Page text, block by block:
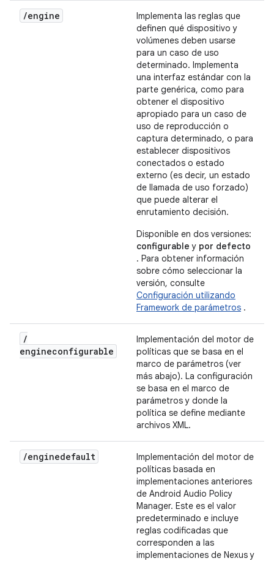
/engine
Implementa las reglas que
definen qué dispositivo y
volúmenes deben usarse
para un caso de uso
determinado. Implementa
una interfaz estándar con la
parte genérica, como para
obtener el dispositivo
apropiado para un caso de
uso de reproducción o
captura determinado, o para
establecer dispositivos
conectados o estado
externo (es decir, un estado
de llamada de uso forzado)
que puede alterar el
enrutamiento decisión.
Disponible en dos versiones:
configurable y por defecto
. Para obtener información
sobre cómo seleccionar la
versión, consulte
Configuración utilizando
Framework de parámetros .
/
engineconfigurable
Implementación del motor de
políticas que se basa en el
marco de parámetros (ver
más abajo). La configuración
se basa en el marco de
parámetros y donde la
política se define mediante
archivos XML.
/enginedefault
Implementación del motor de
políticas basada en
implementaciones anteriores
de Android Audio Policy
Manager. Este es el valor
predeterminado e incluye
reglas codificadas que
corresponden a las
implementaciones de Nexus y